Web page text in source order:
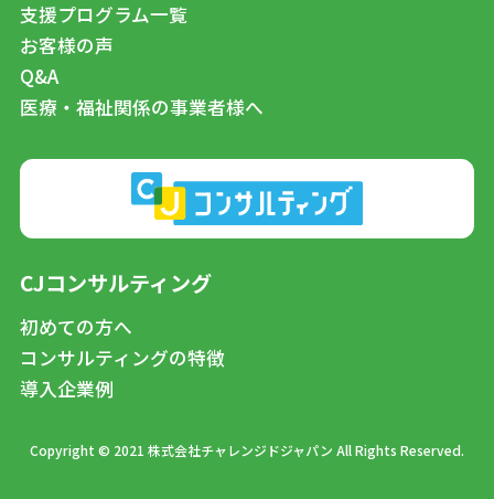
支援プログラム一覧
お客様の声
Q&A
医療・福祉関係の事業者様へ
CJコンサルティング
初めての方へ
コンサルティングの特徴
導入企業例
Copyright © 2021 株式会社チャレンジドジャパン All Rights Reserved.